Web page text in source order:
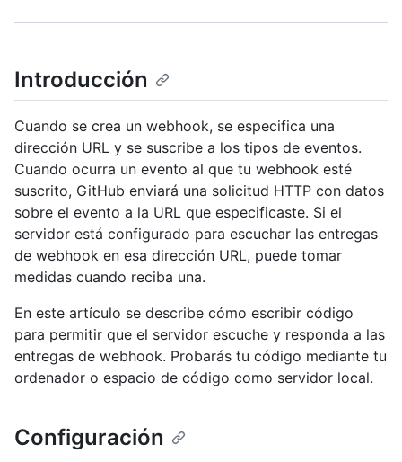
Introducción
Cuando se crea un webhook, se especifica una
dirección URL y se suscribe a los tipos de eventos.
Cuando ocurra un evento al que tu webhook esté
suscrito, GitHub enviará una solicitud HTTP con datos
sobre el evento a la URL que especificaste. Si el
servidor está configurado para escuchar las entregas
de webhook en esa dirección URL, puede tomar
medidas cuando reciba una.
En este artículo se describe cómo escribir código
para permitir que el servidor escuche y responda a las
entregas de webhook. Probarás tu código mediante tu
ordenador o espacio de código como servidor local.
Configuración